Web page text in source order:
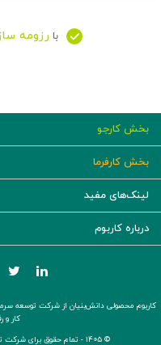
با رزومه
بخش کارجو
بخش کارفرما
لینک‌های مفید
درباره کاربوم
کاربوم محصولی دانش‌بنیان از شرکت توسعه
کار و
© ۱۴۰۵ -
تمام حقوق برای شرکت